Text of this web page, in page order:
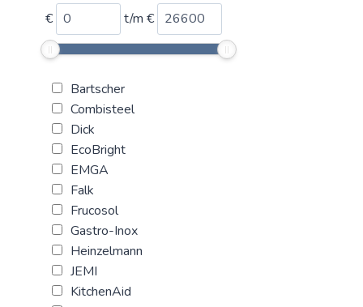
€ t/m €
Bartscher
Combisteel
Dick
EcoBright
EMGA
Falk
Frucosol
Gastro-Inox
Heinzelmann
JEMI
KitchenAid